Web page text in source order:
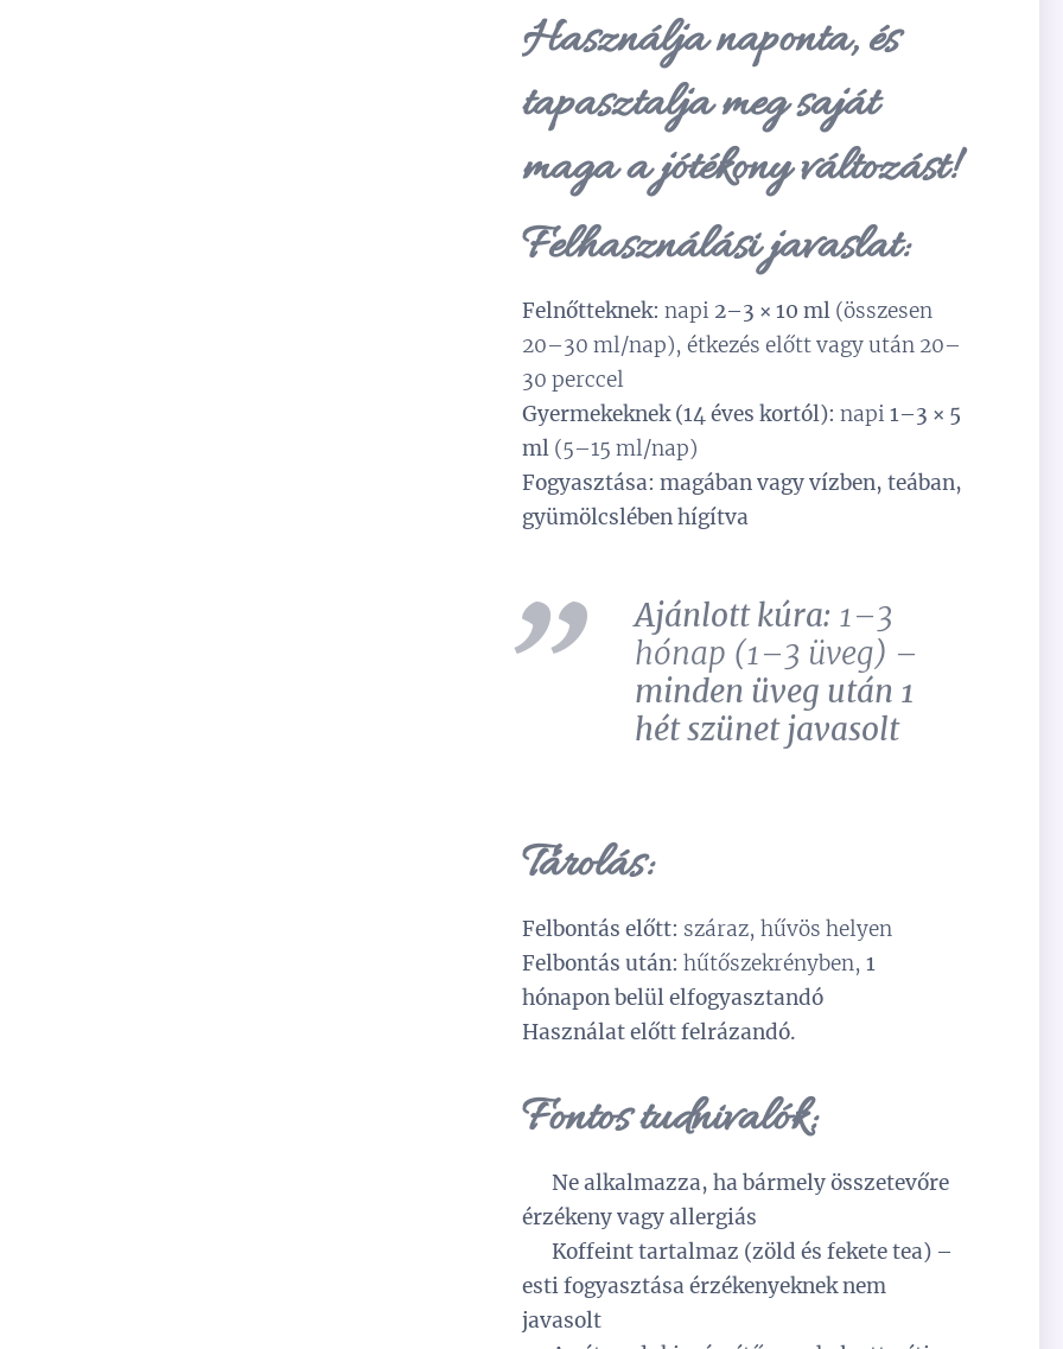
Használja naponta, és
tapasztalja meg saját
maga a jótékony változást!
Felhasználási javaslat:
Felnőtteknek: napi 2–3 × 10 ml (összesen
20–30 ml/nap), étkezés előtt vagy után 20–
30 perccel
Gyermekeknek (14 éves kortól): napi1–3 × 5
ml (5–15 ml/nap)
Fogyasztása: magában vagy vízben, teában,
gyümölcslében hígítva
Ajánlott kúra: 1–3
hónap (1–3 üveg) –
minden üveg után 1
hét szünet javasolt
Tárolás:
Felbontás előtt: száraz, hűvös helyen
Felbontás után: hűtőszekrényben,1
hónapon belül elfogyasztandó
Használat előtt felrázandó.
Fontos tudnivalók:
⚠️Ne alkalmazza, ha bármely összetevőre
érzékeny vagy allergiás
⚠️Koffeint tartalmaz (zöld és fekete tea) –
esti fogyasztása érzékenyeknek nem
javasolt